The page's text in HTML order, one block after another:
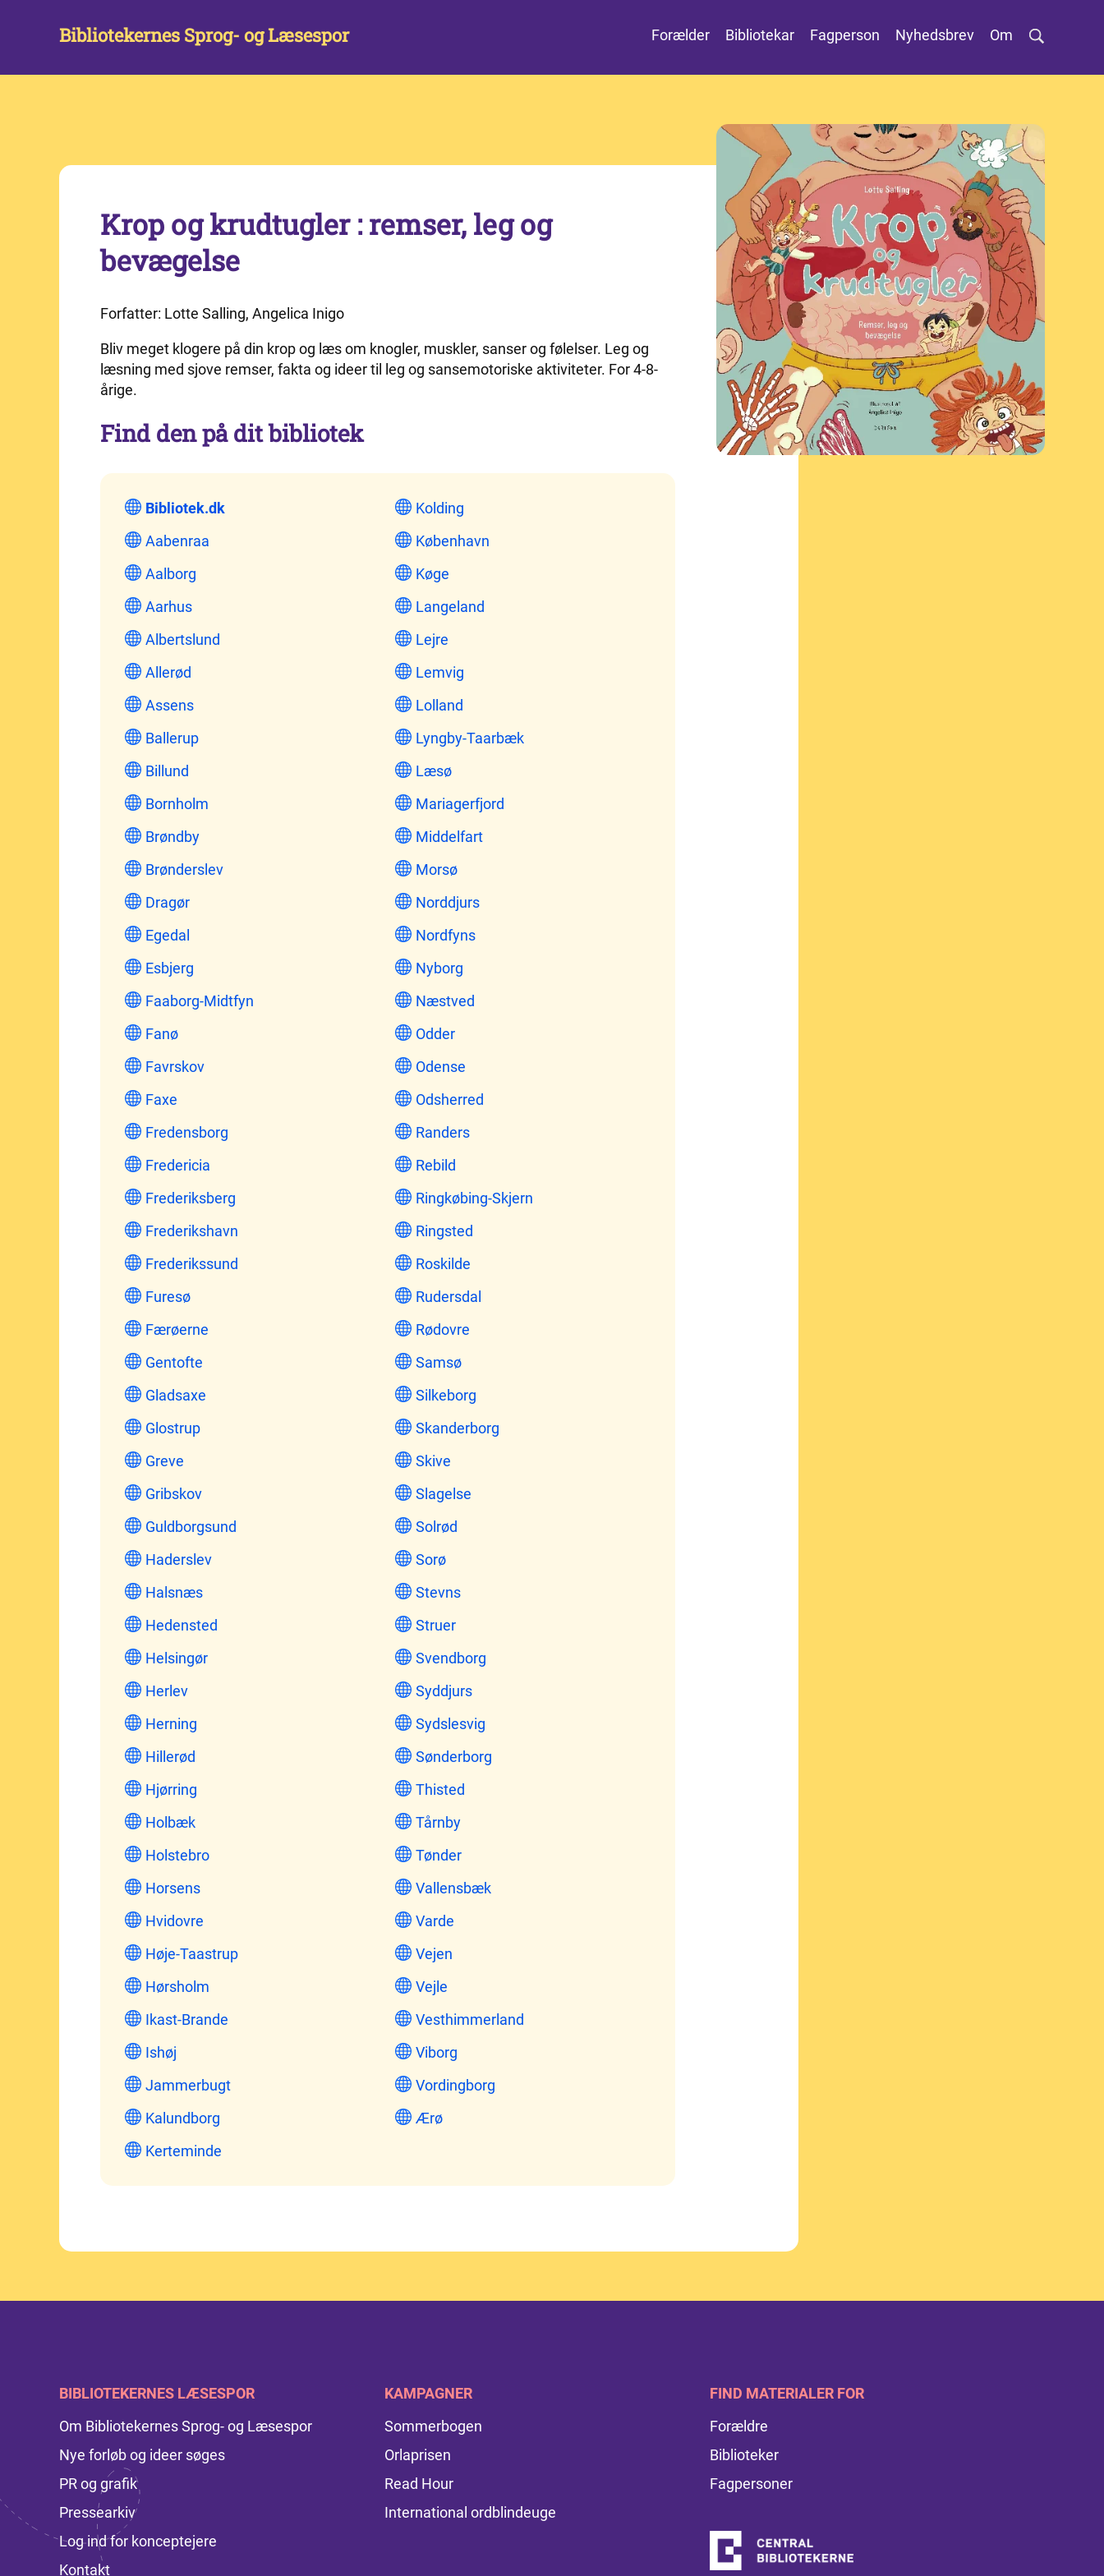
Bibliotekernes Sprog- og Læsespor Forælder Bibliotekar Fagperson Nyhedsbrev Om
Krop og krudtugler : remser, leg og
bevægelse
Forfatter: Lotte Salling, Angelica Inigo
Bliv meget klogere på din krop og læs om knogler, muskler, sanser og følelser. Leg og
læsning med sjove remser, fakta og ideer til leg og sansemotoriske aktiviteter. For 4-8-
årige.
Find den på dit bibliotek
Bibliotek.dk
Aabenraa
Aalborg
Aarhus
Albertslund
Allerød
Assens
Ballerup
Billund
Bornholm
Brøndby
Brønderslev
Dragør
Egedal
Esbjerg
Faaborg-Midtfyn
Fanø
Favrskov
Faxe
Fredensborg
Fredericia
Frederiksberg
Frederikshavn
Frederikssund
Furesø
Færøerne
Gentofte
Gladsaxe
Glostrup
Greve
Gribskov
Guldborgsund
Haderslev
Halsnæs
Hedensted
Helsingør
Herlev
Herning
Hillerød
Hjørring
Holbæk
Holstebro
Horsens
Hvidovre
Høje-Taastrup
Hørsholm
Ikast-Brande
Ishøj
Jammerbugt
Kalundborg
Kerteminde
Kolding
København
Køge
Langeland
Lejre
Lemvig
Lolland
Lyngby-Taarbæk
Læsø
Mariagerfjord
Middelfart
Morsø
Norddjurs
Nordfyns
Nyborg
Næstved
Odder
Odense
Odsherred
Randers
Rebild
Ringkøbing-Skjern
Ringsted
Roskilde
Rudersdal
Rødovre
Samsø
Silkeborg
Skanderborg
Skive
Slagelse
Solrød
Sorø
Stevns
Struer
Svendborg
Syddjurs
Sydslesvig
Sønderborg
Thisted
Tårnby
Tønder
Vallensbæk
Varde
Vejen
Vejle
Vesthimmerland
Viborg
Vordingborg
Ærø
BIBLIOTEKERNES LÆSESPOR
Om Bibliotekernes Sprog- og Læsespor
Nye forløb og ideer søges
PR og grafik
Pressearkiv
Log ind for konceptejere
Kontakt
KAMPAGNER
Sommerbogen
Orlaprisen
Read Hour
International ordblindeuge
FIND MATERIALER FOR
Forældre
Biblioteker
Fagpersoner